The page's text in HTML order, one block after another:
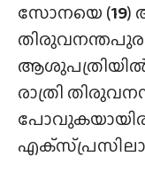
സോനയെ (19)
ആശുപത്രിയിൽ
രാത്രി